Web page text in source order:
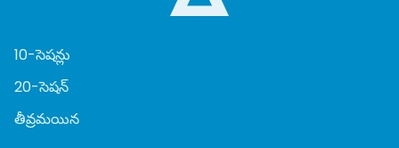
10-సెషన్లు
20-సెషన్
తీవ్రమయిన